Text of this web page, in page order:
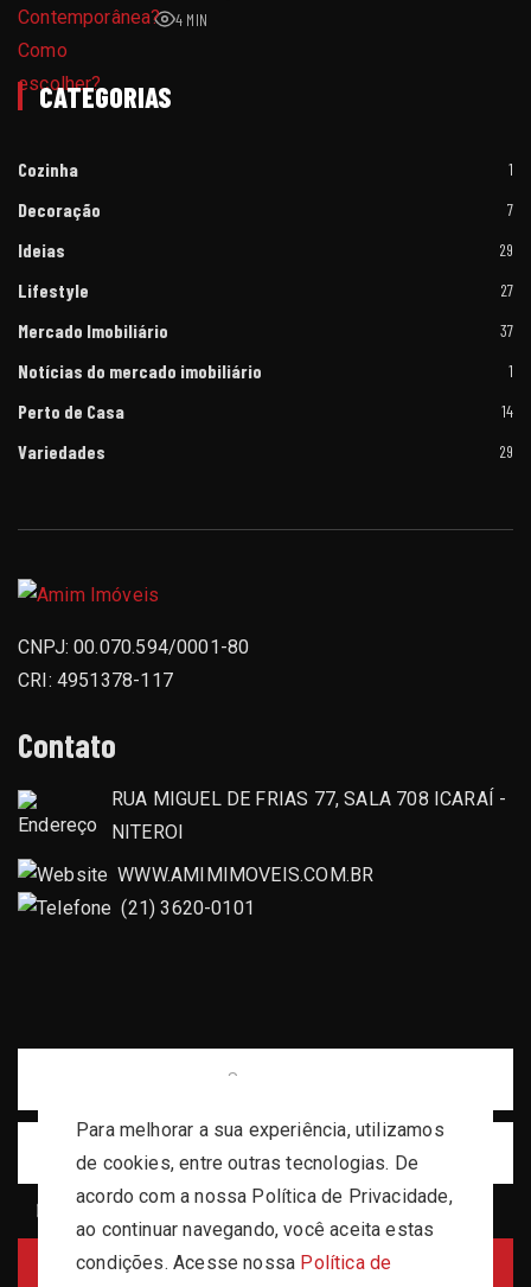
4 MIN
CATEGORIAS
Cozinha 1
Decoração 7
Ideias 29
Lifestyle 27
Mercado Imobiliário 37
Notícias do mercado imobiliário 1
Perto de Casa 14
Variedades 29
CNPJ: 00.070.594/0001-80
CRI: 4951378-117
Contato
RUA MIGUEL DE FRIAS 77, SALA 708 ICARAÍ -
NITEROI
WWW.AMIMIMOVEIS.COM.BR
(21) 3620-0101
Li e aceito os termos de uso dos dados conforme indicado na
Política de Privacidade
Persistente
Para melhorar a sua experiência, utilizamos
de cookies, entre outras tecnologias. De
acordo com a nossa Política de Privacidade,
ao continuar navegando, você aceita estas
condições. Acesse nossa Política de